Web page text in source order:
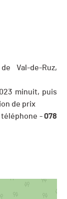
Val-de-Ruz,
minuit, puis
de prix
téléphone -078